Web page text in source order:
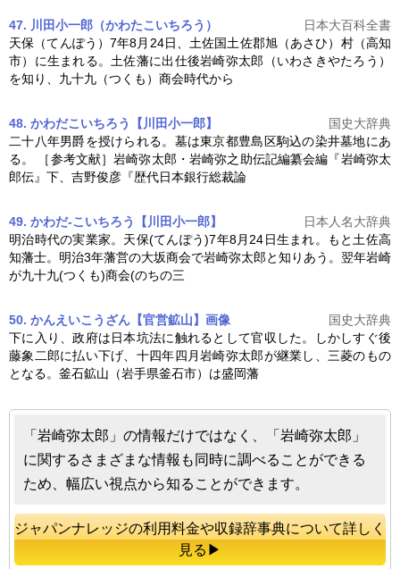
47. 川田小一郎（かわたこいちろう）
日本大百科全書
天保（てんぽう）7年8月24日、土佐国土佐郡旭（あさひ）村（高知
市）に生まれる。土佐藩に出仕後岩崎弥太郎 （いわさきやたろう）
を知り、九十九（つくも）商会時代から
48. かわだこいちろう【川田小一郎】
国史大辞典
二十八年男爵を授けられる。墓は東京都豊島区駒込の染井墓地にあ
る。 ［参考文献］岩崎弥太郎 ・岩崎弥之助伝記編纂会編『岩崎弥太
郎伝』下、吉野俊彦『歴代日本銀行総裁論
49. かわだ-こいちろう【川田小一郎】
日本人名大辞典
明治時代の実業家。天保(てんぽう)7年8月24日生まれ。もと土佐高
知藩士。明治3年藩営の大坂商会で岩崎弥太郎と知りあう。翌年岩崎
が九十九(つくも)商会(のちの三
50. かんえいこうざん【官営鉱山】 画像
国史大辞典
下に入り、政府は日本坑法に触れるとして官収した。しかしすぐ後
藤象二郎に払い下げ、十四年四月岩崎弥太郎が継業し、三菱のもの
となる。釜石鉱山（岩手県釜石市）は盛岡藩
「岩崎弥太郎」の情報だけではなく、「岩崎弥太郎」
に関するさまざまな情報も同時に調べることができる
ため、幅広い視点から知ることができます。
ジャパンナレッジの利用料金や収録辞事典について詳しく
見る▶